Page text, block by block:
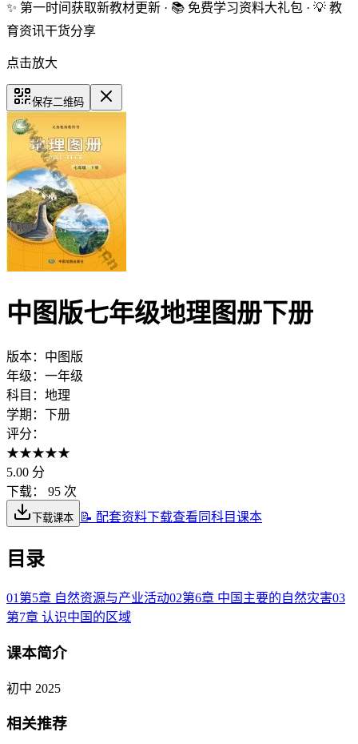
✨ 第一时间获取新教材更新 · 📚 免费学习资料大礼包 · 💡 教
育资讯干货分享
点击放大
保存二维码
中图版七年级地理图册下册
版本： 中图版
年级： 一年级
科目： 地理
学期： 下册
评分：
★★★★★
5.00 分
下载：
95 次
下载课本 📝 配套资料下载查看同科目课本
目录
01 第5章 自然资源与产业活动02第6章 中国主要的自然灾害03
第7章 认识中国的区域
课本简介
初中 2025
相关推荐